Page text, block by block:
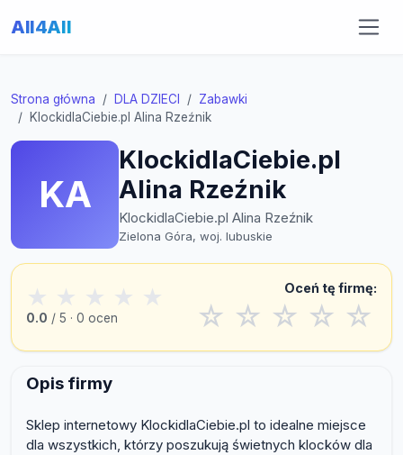
All4All
Strona główna DLA DZIECI
Zabawki
KlockidlaCiebie.pl Alina Rzeźnik
KA
KlockidlaCiebie.pl
Alina Rzeźnik
KlockidlaCiebie.pl Alina Rzeźnik
Zielona Góra, woj. lubuskie
★ ★ ★ ★ ★
0.0 / 5 · 0 ocen
Oceń tę firmę:
☆ ☆ ☆ ☆ ☆
Opis firmy
Sklep internetowy KlockidlaCiebie.pl to idealne miejsce
dla wszystkich, którzy poszukują świetnych klocków dla